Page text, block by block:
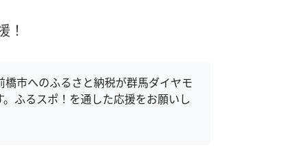
！
市へのふるさと納税が群馬ダイヤモ
ふるスポ！を通した応援をお願いし